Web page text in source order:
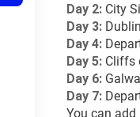
Day 2: City
Day 3:
Day 4:
Day 5: Cliffs
Day 6:
Day 7:
You can